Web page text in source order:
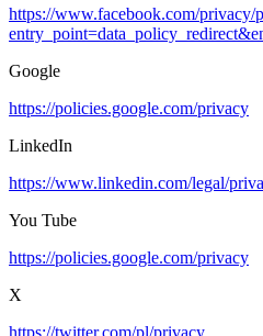
https://www.facebook.com/privacy/
Google
https://policies.google.com/privacy
LinkedIn
https://www.linkedin.com/legal/
You Tube
https://policies.google.com/privacy
X
https://twitter.com/pl/privacy